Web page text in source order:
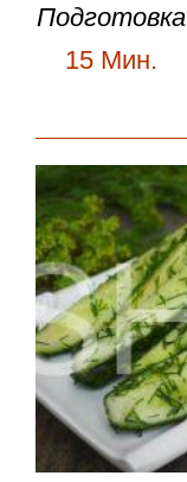
Подготовка
15 Мин.